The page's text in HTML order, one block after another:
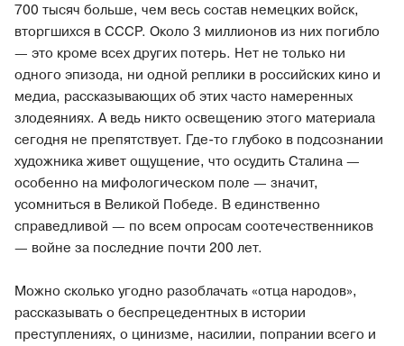
700 тысяч больше, чем весь состав немецких войск,
вторгшихся в СССР. Около 3 миллионов из них погибло
— это кроме всех других потерь. Нет не только ни
одного эпизода, ни одной реплики в российских кино и
медиа, рассказывающих об этих часто намеренных
злодеяниях. А ведь никто освещению этого материала
сегодня не препятствует. Где-то глубоко в подсознании
художника живет ощущение, что осудить Сталина —
особенно на мифологическом поле — значит,
усомниться в Великой Победе. В единственно
справедливой — по всем опросам соотечественников
— войне за последние почти 200 лет.
Можно сколько угодно разоблачать «отца народов»,
рассказывать о беспрецедентных в истории
преступлениях, о цинизме, насилии, попрании всего и